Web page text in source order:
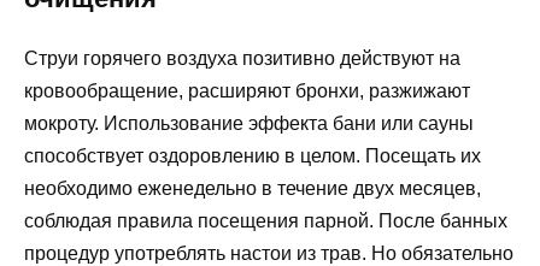
Струи горячего воздуха позитивно действуют на
кровообращение, расширяют бронхи, разжижают
мокроту. Использование эффекта бани или сауны
способствует оздоровлению в целом. Посещать их
необходимо еженедельно в течение двух месяцев,
соблюдая правила посещения парной. После банных
процедур употреблять настои из трав. Но обязательно